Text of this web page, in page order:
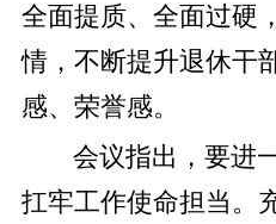
全面提质、全面过硬
情，不断提升退休干
感、荣誉感。
会议指出，要进
扛牢工作使命担当。